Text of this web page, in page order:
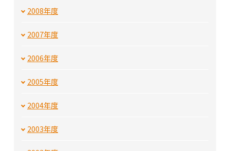
2008年度
2007年度
2006年度
2005年度
2004年度
2003年度